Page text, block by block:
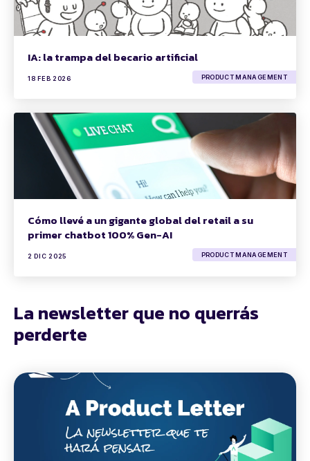
IA: la trampa del becario artificial
18 FEB 2026 PRODUCT MANAGEMENT
Cómo llevé a un gigante global del retail a su
primer chatbot 100% Gen-AI
2 DIC 2025 PRODUCT MANAGEMENT
La newsletter que no querrás
perderte